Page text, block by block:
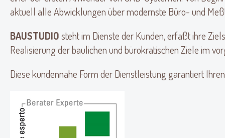
aktuell alle Abwicklungen über modernste Büro- und
BAUSTUDIOsteht im Dienste der Kunden, erfaßt ihre
Realisierung der baulichen und bürokratischen Ziele im
Diese kundennahe Form der Dienstleistung garantiert